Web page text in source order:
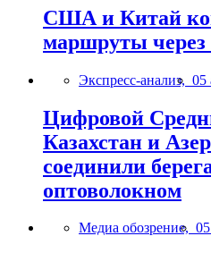
США и Китай
маршруты
Экспресс-анализ, 05
Цифровой
Казахстан и
соединили
оптоволокном
Медиа обозрение,